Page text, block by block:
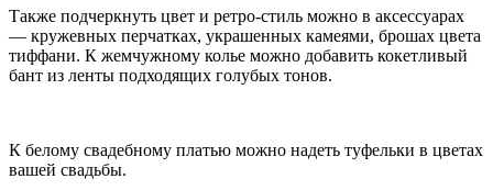
Также подчеркнуть цвет и ретро-стиль можно в аксессуарах
— кружевных перчатках, украшенных камеями, брошах цвета
тиффани. К жемчужному колье можно добавить кокетливый
бант из ленты подходящих голубых тонов.
К белому свадебному платью можно надеть туфельки в цветах
вашей свадьбы.